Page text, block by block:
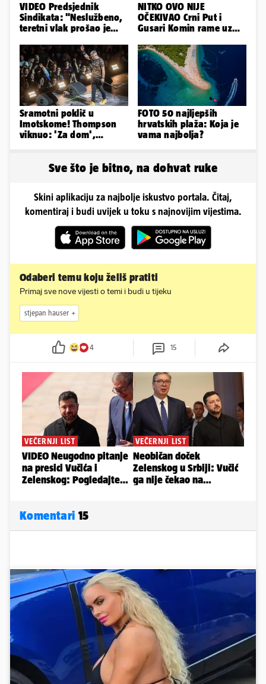
VIDEO Predsjednik
Sindikata: "Neslužbeno,
teretni vlak prošao je
NITKO OVO NIJE
OČEKIVAO Crni Put i
Gusari Komin rame uz
lađa
Sramotni poklič u
Imotskome! Thompson
viknuo: 'Za dom',
FOTO 50 najljepših
hrvatskih plaža: Koja je
vama najbolja?
Sve što je bitno, na dohvat ruke
Skini aplikaciju za najbolje iskustvo portala. Čitaj,
komentiraj i budi uvijek u toku s najnovijim vijestima.
Odaberi temu koju želiš pratiti
Primaj sve nove vijesti o temi i budi u tijeku
stjepan hauser
4 15
Komentari 15